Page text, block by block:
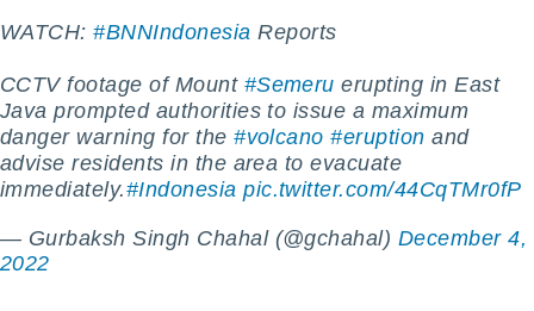
cookies
parte
WATCH:#BNNIndonesia Reports
CCTV footage of Mount #Semeru erupting in East
Java prompted authorities to issue a maximum
danger warning for the#volcano #eruption and
advise residents in the area to evacuate
immediately.#Indonesia pic.twitter.com/44CqTMr0fP
— Gurbaksh Singh Chahal (@gchahal) December 4,
2022